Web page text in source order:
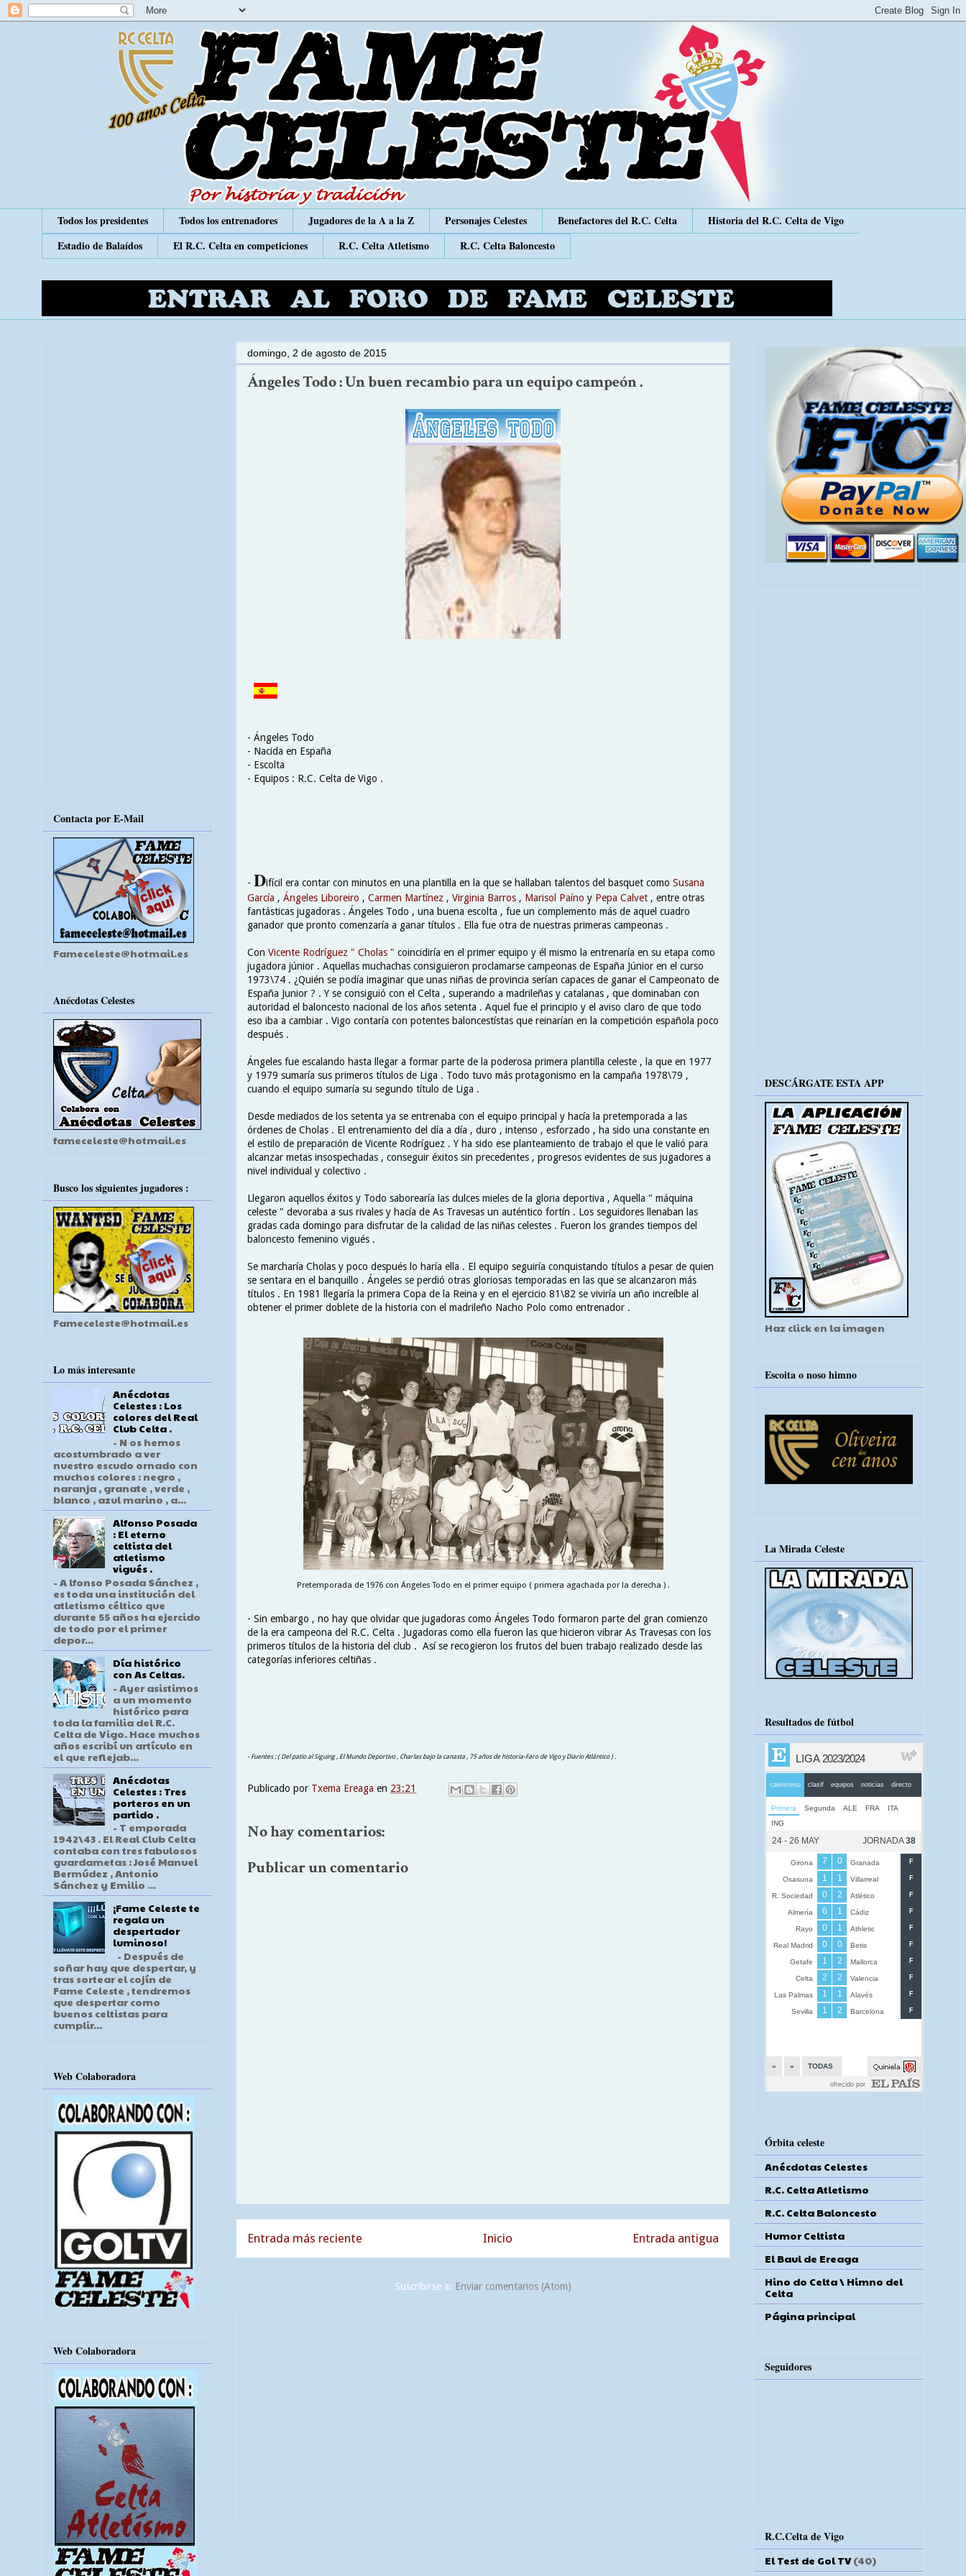
Todos los presidentes Todos los entrenadores Jugadores de la A a la Z Personajes Celestes Benefactores del R.C. Celta
Historia del R.C. Celta de Vigo
Estadio de Balaídos
El R.C. Celta en competiciones R.C. Celta Atletismo R.C. Celta Baloncesto
domingo, 2 de agosto de 2015
Ángeles Todo : Un buen recambio para un equipo campeón .
- Ángeles Todo
- Nacida en España
- Escolta
- Equipos : R.C. Celta de Vigo .
- Difícil era contar con minutos en una plantilla en la que se hallaban talentos del basquet como Susana
García , Ángeles Liboreiro , Carmen Martínez , Virginia Barros , Marisol Paíno y Pepa Calvet , entre otras
fantásticas jugadoras . Ángeles Todo , una buena escolta , fue un complemento más de aquel cuadro
ganador que pronto comenzaría a ganar títulos . Ella fue otra de nuestras primeras campeonas .
Con Vicente Rodríguez " Cholas " coincidiría en el primer equipo y él mismo la entrenaría en su etapa como
jugadora júnior . Aquellas muchachas consiguieron proclamarse campeonas de España Júnior en el curso
1973\74 . ¿Quién se podía imaginar que unas niñas de provincia serían capaces de ganar el Campeonato de
España Junior ? . Y se consiguió con el Celta , superando a madrileñas y catalanas , que dominaban con
autoridad el baloncesto nacional de los años setenta . Aquel fue el principio y el aviso claro de que todo
eso iba a cambiar . Vigo contaría con potentes baloncestístas que reinarían en la competición española poco
después .
Ángeles fue escalando hasta llegar a formar parte de la poderosa primera plantilla celeste , la que en 1977
y 1979 sumaría sus primeros títulos de Liga . Todo tuvo más protagonismo en la campaña 1978\79 ,
cuando el equipo sumaría su segundo título de Liga .
Desde mediados de los setenta ya se entrenaba con el equipo principal y hacía la pretemporada a las
órdenes de Cholas . El entrenamiento del día a día , duro , intenso , esforzado , ha sido una constante en
el estilo de preparación de Vicente Rodríguez . Y ha sido ese planteamiento de trabajo el que le valió para
alcanzar metas insospechadas , conseguir éxitos sin precedentes , progresos evidentes de sus jugadores a
nivel individual y colectivo .
Llegaron aquellos éxitos y Todo saborearía las dulces mieles de la gloria deportiva , Aquella " máquina
celeste " devoraba a sus rivales y hacía de As Travesas un auténtico fortín . Los seguidores llenaban las
gradas cada domingo para disfrutar de la calidad de las niñas celestes . Fueron los grandes tiempos del
baloncesto femenino vigués .
Se marcharía Cholas y poco después lo haría ella . El equipo seguiría conquistando títulos a pesar de quien
se sentara en el banquillo . Ángeles se perdió otras gloriosas temporadas en las que se alcanzaron más
títulos . En 1981 llegaría la primera Copa de la Reina y en el ejercicio 81\82 se viviría un año increíble al
obtener el primer doblete de la historia con el madrileño Nacho Polo como entrenador .
Pretemporada de 1976 con Ángeles Todo en el primer equipo ( primera agachada por la derecha ) .
- Sin embargo , no hay que olvidar que jugadoras como Ángeles Todo formaron parte del gran comienzo
de la era campeona del R.C. Celta . Jugadoras como ella fueron las que hicieron vibrar As Travesas con los
primeros títulos de la historia del club . Así se recogieron los frutos del buen trabajo realizado desde las
categorías inferiores celtiñas .
- Fuentes : ( Del patio al Siguing , El Mundo Deportivo , Charlas bajo la canasta , 75 años de historia-Faro de Vigo y Diario Atlántico ) .
Publicado por Txema Ereaga en 23:21
No hay comentarios:
Publicar un comentario
Entrada más reciente Entrada antigua
Inicio
Suscribirse a: Enviar comentarios (Atom)
Contacta por E-Mail
Fameceleste@hotmail.es
Anécdotas Celestes
fameceleste@hotmail.es
Busco los siguientes jugadores :
Fameceleste@hotmail.es
Lo más interesante
Anécdotas
Celestes : Los
colores del Real
Club Celta .
- N os hemos
acostumbrado a ver
nuestro escudo ornado con
muchos colores : negro ,
naranja , granate , verde ,
blanco , azul marino , a...
Alfonso Posada
: El eterno
celtista del
atletismo
vigués .
- A lfonso Posada Sánchez ,
es toda una institución del
atletismo céltico que
durante 55 años ha ejercido
de todo por el primer
depor...
Día histórico
con As Celtas.
- Ayer asistimos
a un momento
histórico para
toda la familia del R.C.
Celta de Vigo. Hace muchos
años escribí un artículo en
el que reflejab...
Anécdotas
Celestes : Tres
porteros en un
partido .
- T emporada
1942\43 . El Real Club Celta
contaba con tres fabulosos
guardametas : José Manuel
Bermúdez , Antonio
Sánchez y Emilio ...
¡Fame Celeste te
regala un
despertador
luminoso!
- Después de
soñar hay que despertar, y
tras sortear el cojín de
Fame Celeste , tendremos
que despertar como
buenos celtistas para
cumplir...
Web Colaboradora
Web Colaboradora
DESCÁRGATE ESTA APP
Haz click en la imagen
Escoita o noso himno
La Mirada Celeste
Resultados de fútbol
Órbita celeste
Anécdotas Celestes
R.C. Celta Atletismo
R.C. Celta Baloncesto
Humor Celtista
El Baul de Ereaga
Hino do Celta \ Himno del
Celta
Página principal
Seguidores
R.C.Celta de Vigo
El Test de Gol TV (40)